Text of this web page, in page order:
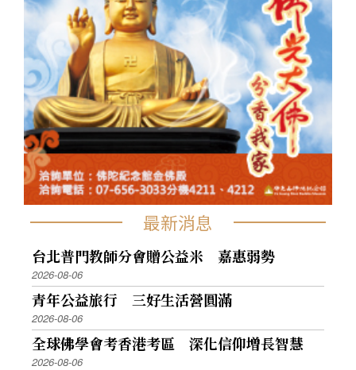
最新消息
台北普門教師分會贈公益米 嘉惠弱勢
2026-08-06
青年公益旅行 三好生活營圓滿
2026-08-06
全球佛學會考香港考區 深化信仰增長智慧
2026-08-06